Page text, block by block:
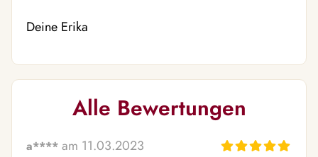
Deine Erika
Alle Bewertungen
a**** am 11.03.2023